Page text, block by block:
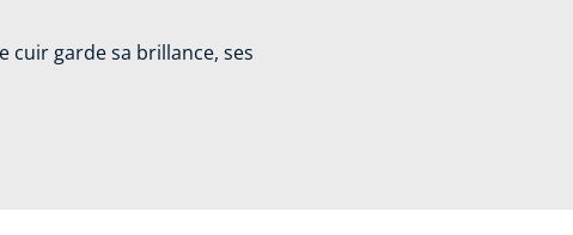
cuir garde sa brillance, ses